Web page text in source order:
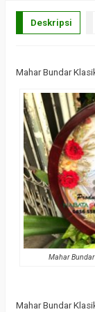
Deskripsi
Mahar Bundar
Mahar
Mahar Bundar